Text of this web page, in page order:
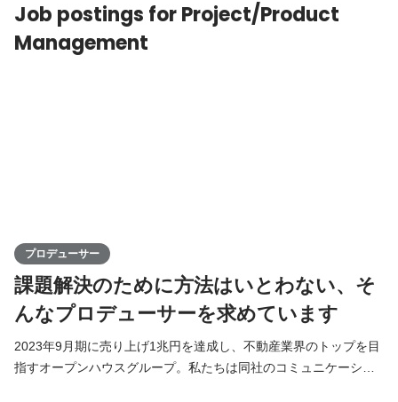
Job postings for Project/Product
Management
プロデューサー
課題解決のために方法はいとわない、そ
んなプロデューサーを求めています
2023年9月期に売り上げ1兆円を達成し、不動産業界のトップを目
指すオープンハウスグループ。私たちは同社のコミュニケーショ